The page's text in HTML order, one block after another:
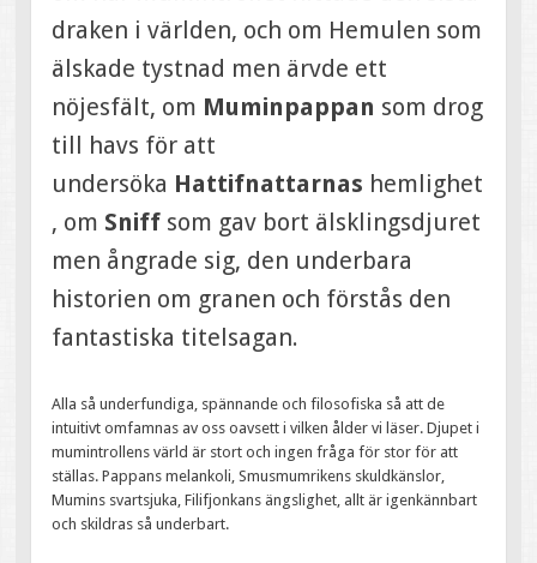
draken i världen, och om Hemulen som
älskade tystnad men ärvde ett
nöjesfält, om Muminpappan som drog
till havs för att
undersöka Hattifnattarnas hemlighet
, om Sniff som gav bort älsklingsdjuret
men ångrade sig, den underbara
historien om granen och förstås den
fantastiska titelsagan.
Alla så underfundiga, spännande och filosofiska så att de
intuitivt omfamnas av oss oavsett i vilken ålder vi läser. Djupet i
mumintrollens värld är stort och ingen fråga för stor för att
ställas. Pappans melankoli, Smusmumrikens skuldkänslor,
Mumins svartsjuka, Filifjonkans ängslighet, allt är igenkännbart
och skildras så underbart.